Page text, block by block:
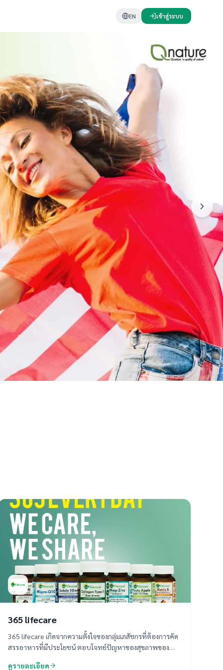
EN เข้าสู่ระบบ
365 lifecare
365 lifecare เกิดจากความตั้งใจของกลุ่มเภสัชกรที่ต้องการคัด
สรรอาหารที่มีประโยชน์ ตอบโจทย์ปัญหาของสุขภาพของ
ดูรายละเอียด